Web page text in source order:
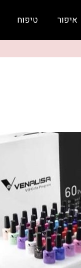
איפור טיפוח